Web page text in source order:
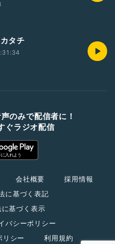
タチ
のみで配信者に！
ぐラジオ配信
会社概要
採用情報
に基づく表記
基づく表示
バシーポリシー
リシー
利用規約